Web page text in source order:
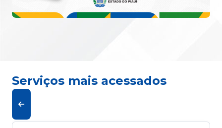
Serviços mais acessados